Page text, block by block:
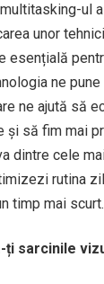
ul
unor
esențială
ne
ne ajută să
și să fim mai
dintre cele
rutina
timp mai scurt.
ți sarcinile